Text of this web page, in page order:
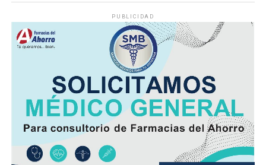
mil 480 metros de tubería de polietileno de alta
densidad de seis pulgadas, material diseñado para
soportar mayores niveles de presión y reducir el riesgo
Las labores fueron ejecutadas por personal de
Hidrosistema de Córdoba durante un periodo cercano a
los 35 días, entre marzo y abril de este año, como parte
de un proyecto para atender una de las principales
demandas de los habitantes de esta comunidad.
PUBLICIDAD